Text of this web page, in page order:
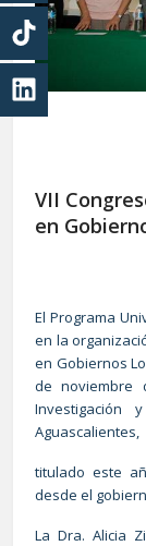
VII
en
El Programa
en la
en Gobiernos
de noviembre
Investigación
Aguascalientes,
titulado este
desde el
La Dra. Alicia